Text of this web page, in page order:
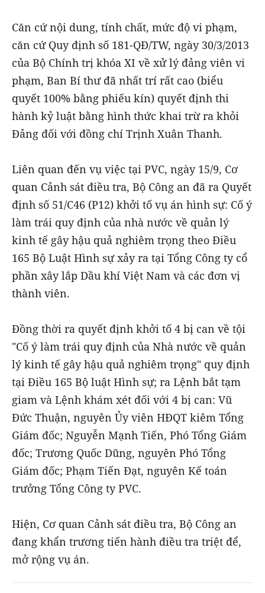
Căn cứ nội dung, tính chất, mức độ vi phạm,
căn cứ Quy định số 181-QĐ/TW, ngày 30/3/2013
của Bộ Chính trị khóa XI về xử lý đảng viên vi
phạm, Ban Bí thư đã nhất trí rất cao (biểu
quyết 100% bằng phiếu kín) quyết định thi
hành kỷ luật bằng hình thức khai trừ ra khỏi
Đảng đối với đồng chí Trịnh Xuân Thanh.
Liên quan đến vụ việc tại PVC, ngày 15/9, Cơ
quan Cảnh sát điều tra, Bộ Công an đã ra Quyết
định số 51/C46 (P12) khởi tố vụ án hình sự: Cố ý
làm trái quy định của nhà nước về quản lý
kinh tế gây hậu quả nghiêm trọng theo Điều
165 Bộ Luật Hình sự xảy ra tại Tổng Công ty cổ
phần xây lắp Dầu khí Việt Nam và các đơn vị
thành viên.
Đồng thời ra quyết định khởi tố 4 bị can về tội
"Cố ý làm trái quy định của Nhà nước về quản
lý kinh tế gây hậu quả nghiêm trọng" quy định
tại Điều 165 Bộ luật Hình sự; ra Lệnh bắt tạm
giam và Lệnh khám xét đối với 4 bị can: Vũ
Đức Thuận, nguyên Ủy viên HĐQT kiêm Tổng
Giám đốc; Nguyễn Mạnh Tiến, Phó Tổng Giám
đốc; Trương Quốc Dũng, nguyên Phó Tổng
Giám đốc; Phạm Tiến Đạt, nguyên Kế toán
trưởng Tổng Công ty PVC.
Hiện, Cơ quan Cảnh sát điều tra, Bộ Công an
đang khẩn trương tiến hành điều tra triệt để,
mở rộng vụ án.